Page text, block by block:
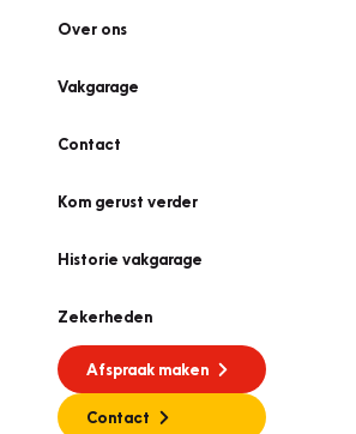
Over ons
Vakgarage
Contact
Kom gerust verder
Historie vakgarage
Zekerheden
Afspraak maken
Contact